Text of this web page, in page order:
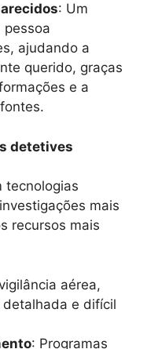
: Um
pessoa
ajudando a
querido, graças
e a
detetives
tecnologias
mais
recursos mais
aérea,
e difícil
: Programas